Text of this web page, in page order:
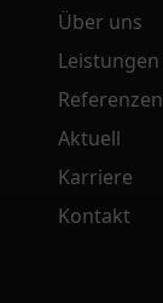
Über uns
Leistungen
Referenzen
Aktuell
Karriere
Kontakt